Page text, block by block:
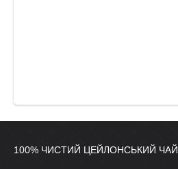
100% ЧИСТИЙ ЦЕЙЛОНСЬКИЙ ЧАЙ